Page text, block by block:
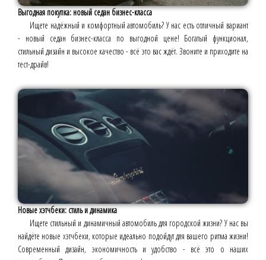
Выгодная покупка: новый седан бизнес-класса
Ищете надёжный и комфортный автомобиль? У нас есть отличный вариант
- новый седан бизнес-класса по выгодной цене! Богатый функционал,
стильный дизайн и высокое качество - всё это вас ждёт. Звоните и приходите на
тест-драйв!
Новые хэтчбеки: стиль и динамика
Ищете стильный и динамичный автомобиль для городской жизни? У нас вы
найдёте новые хэтчбеки, которые идеально подойдут для вашего ритма жизни!
Современный дизайн, экономичность и удобство - всё это о наших